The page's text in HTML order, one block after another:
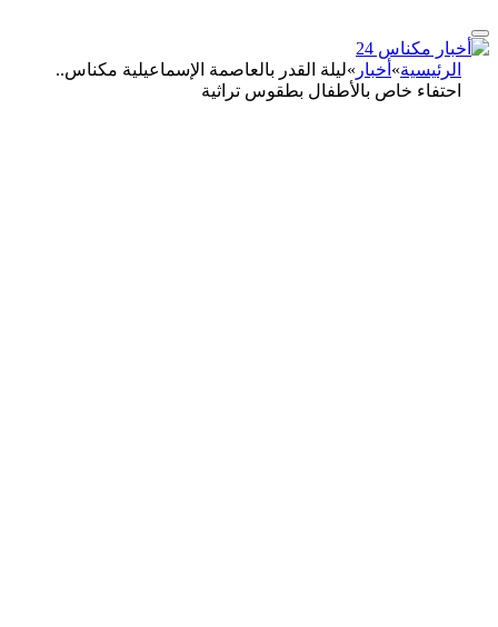
الرئيسية» أخبار »ليلة القدر بالعاصمة الإسماعيلية مكناس..
احتفاء خاص بالأطفال بطقوس تراثية